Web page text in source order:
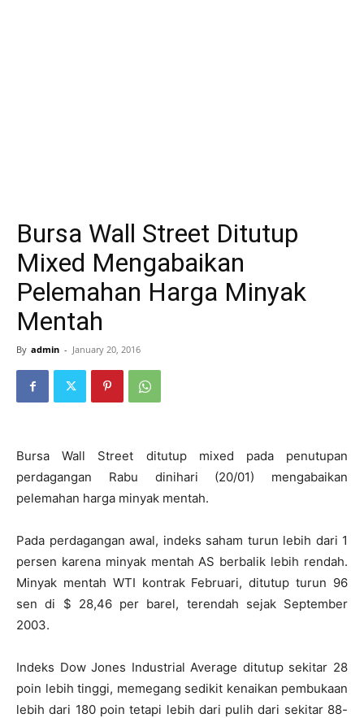
Bursa Wall Street Ditutup
Mixed Mengabaikan
Pelemahan Harga Minyak
Mentah
By admin - January 20, 2016
Bursa Wall Street ditutup mixed pada penutupan
perdagangan Rabu dinihari (20/01) mengabaikan
pelemahan harga minyak mentah.
Pada perdagangan awal, indeks saham turun lebih dari 1
persen karena minyak mentah AS berbalik lebih rendah.
Minyak mentah WTI kontrak Februari, ditutup turun 96
sen di $ 28,46 per barel, terendah sejak September
2003.
Indeks Dow Jones Industrial Average ditutup sekitar 28
poin lebih tinggi, memegang sedikit kenaikan pembukaan
lebih dari 180 poin tetapi lebih dari pulih dari sekitar 88-